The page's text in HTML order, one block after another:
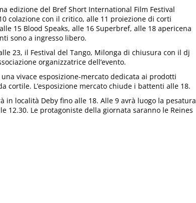
edizione del Bref Short International Film Festival
colazione con il critico, alle 11 proiezione di corti
15 Blood Speaks, alle 16 Superbref, alle 18 apericena
sono a ingresso libero.
23, il Festival del Tango, Milonga di chiusura con il dj
organizzatrice dell’evento.
vivace esposizione-mercato dedicata ai prodotti
L’esposizione mercato chiude i battenti alle 18.
in località Deby fino alle 18. Alle 9 avrà luogo la pesatura
12.30. Le protagoniste della giornata saranno le Reines